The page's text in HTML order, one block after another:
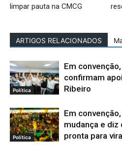
limpar pauta na CMCG
ARTIGOS RELACIONADOS
Política
Em
confirmam
Ribeiro
Política
Em
mudança e diz
pronta para